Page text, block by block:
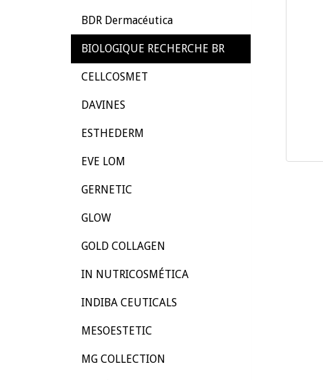
BDR Dermacéutica
BIOLOGIQUE RECHERCHE BR
CELLCOSMET
DAVINES
ESTHEDERM
EVE LOM
GERNETIC
GLOW
GOLD COLLAGEN
IN NUTRICOSMÉTICA
INDIBA CEUTICALS
MESOESTETIC
MG COLLECTION